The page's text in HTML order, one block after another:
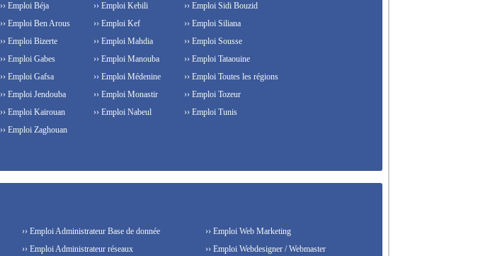
›› Emploi Béja
›› Emploi Ben Arous
›› Emploi Bizerte
›› Emploi Gabes
›› Emploi Gafsa
›› Emploi Jendouba
›› Emploi Kairouan
›› Emploi Kebili
›› Emploi Kef
›› Emploi Mahdia
›› Emploi Manouba
›› Emploi Médenine
›› Emploi Monastir
›› Emploi Nabeul
›› Emploi Sidi Bouzid
›› Emploi Siliana
›› Emploi Sousse
›› Emploi Tataouine
›› Emploi Toutes les régions
›› Emploi Tozeur
›› Emploi Tunis
›› Emploi Zaghouan
›› Emploi Administrateur Base de donnée
›› Emploi Administrateur réseaux
›› Emploi Web Marketing
›› Emploi Webdesigner / Webmaster